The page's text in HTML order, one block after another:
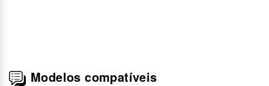
Modelos compatíveis